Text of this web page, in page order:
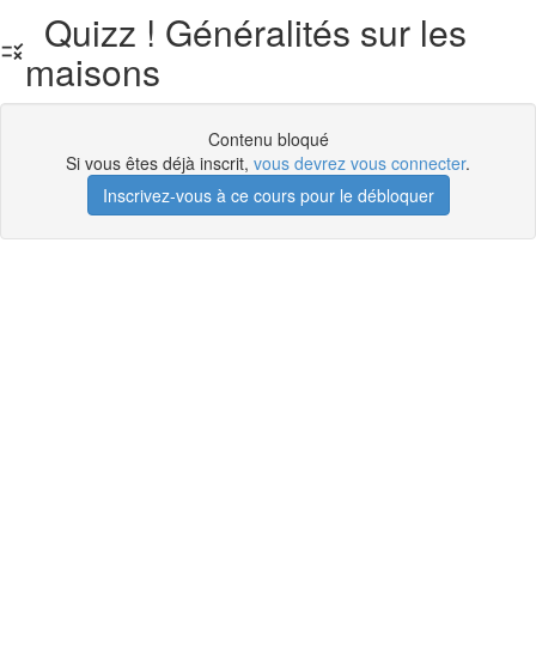
Quizz ! Généralités sur les
maisons
Contenu bloqué
Si vous êtes déjà inscrit, vous devrez vous connecter.
Inscrivez-vous à ce cours pour le débloquer